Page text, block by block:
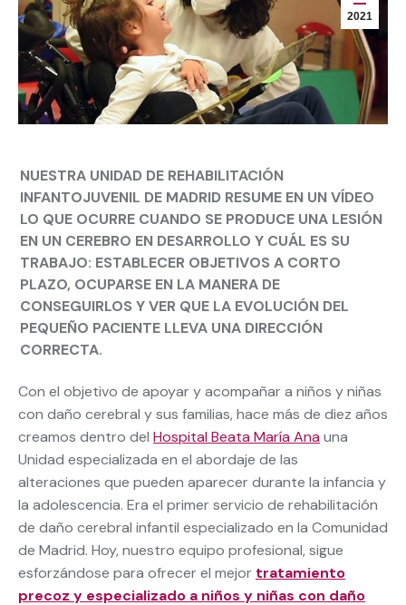
2021
NUESTRA UNIDAD DE REHABILITACIÓN
INFANTOJUVENIL DE MADRID RESUME EN UN VÍDEO
LO QUE OCURRE CUANDO SE PRODUCE UNA LESIÓN
EN UN CEREBRO EN DESARROLLO Y CUÁL ES SU
TRABAJO: ESTABLECER OBJETIVOS A CORTO
PLAZO, OCUPARSE EN LA MANERA DE
CONSEGUIRLOS Y VER QUE LA EVOLUCIÓN DEL
PEQUEÑO PACIENTE LLEVA UNA DIRECCIÓN
CORRECTA.
Con el objetivo de apoyar y acompañar a niños y niñas
con daño cerebral y sus familias, hace más de diez años
creamos dentro del Hospital Beata María Ana una
Unidad especializada en el abordaje de las
alteraciones que pueden aparecer durante la infancia y
la adolescencia. Era el primer servicio de rehabilitación
de daño cerebral infantil especializado en la Comunidad
de Madrid. Hoy, nuestro equipo profesional, sigue
esforzándose para ofrecer el mejor tratamiento
precoz y especializado a niños y niñas con daño